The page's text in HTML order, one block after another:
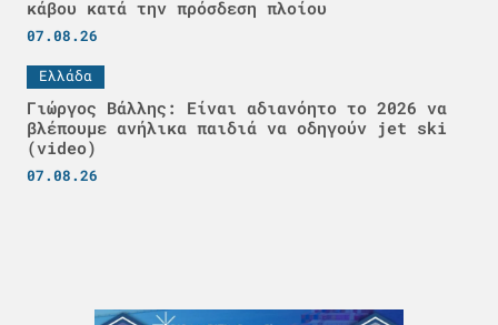
κάβου κατά την πρόσδεση πλοίου
07.08.26
Ελλάδα
Γιώργος Βάλλης: Είναι αδιανόητο το 2026 να
βλέπουμε ανήλικα παιδιά να οδηγούν jet ski
(video)
07.08.26